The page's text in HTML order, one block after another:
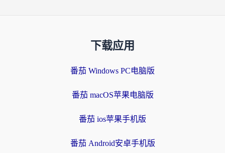
下载应用
番茄 Windows PC电脑版
番茄 macOS苹果电脑版
番茄 ios苹果手机版
番茄 Android安卓手机版